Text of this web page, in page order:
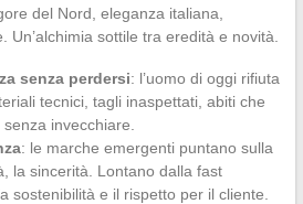
del Nord, eleganza italiana,
Un’alchimia sottile tra eredità e novità.
senza perdersi: l’uomo di oggi rifiuta
tecnici, tagli inaspettati, abiti che
invecchiare.
: le marche emergenti puntano sulla
la sincerità. Lontano dalla fast
sostenibilità e il rispetto per il cliente.